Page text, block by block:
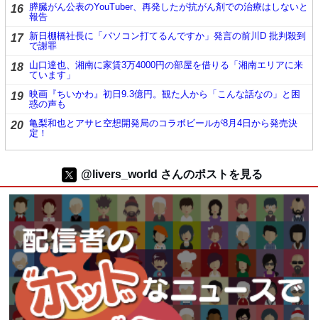
16 膵臓がん公表のYouTuber、再発したが抗がん剤での治療はしないと
報告
17 新日棚橋社長に「パソコン打てるんですか」発言の前川D 批判殺到
で謝罪
18 山口達也、湘南に家賃3万4000円の部屋を借りる「湘南エリアに来
ています」
19 映画『ちいかわ』初日9.3億円。観た人から「こんな話なの」と困
惑の声も
20 亀梨和也とアサヒ空想開発局のコラボビールが8月4日から発売決
定！
@livers_world さんのポストを見る